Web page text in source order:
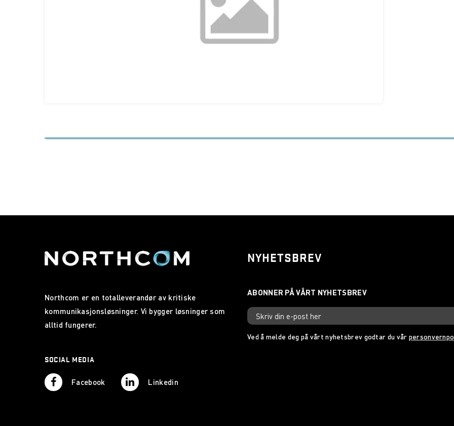
Northcom er en totalleverandør av kritiske
kommunikasjonsløsninger. Vi bygger løsninger som
alltid fungerer.
SOCIAL MEDIA
Facebook Linkedin
NYHETSBREV
Ved å melde deg på vårt nyhetsbrev godtar du vår